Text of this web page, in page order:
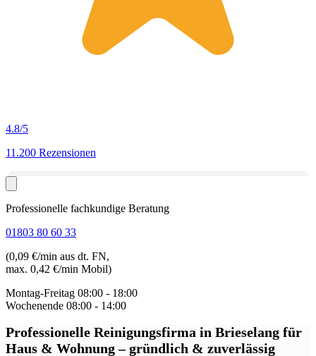
4.8/5
11.200 Rezensionen
Professionelle fachkundige Beratung
01803 80 60 33
(0,09 €/min aus dt. FN,
max. 0,42 €/min Mobil)
Montag-Freitag 08:00 - 18:00
Wochenende 08:00 - 14:00
Professionelle Reinigungsfirma in Brieselang für
Haus & Wohnung – gründlich & zuverlässig